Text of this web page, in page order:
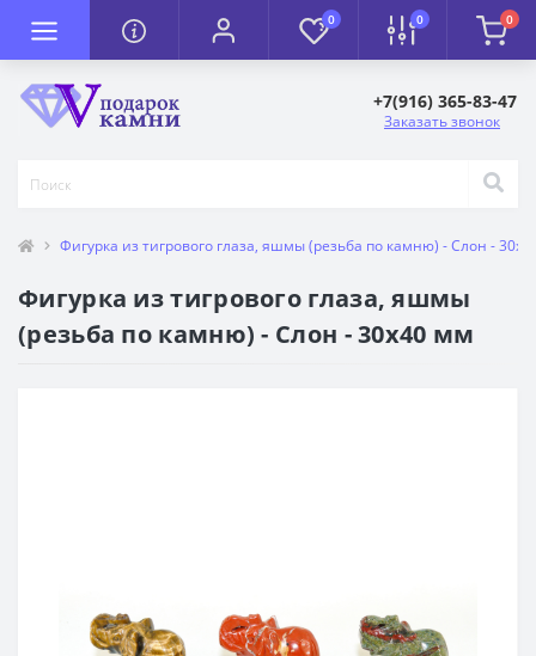
0 0 0
+7(916) 365-83-47
Заказать звонок
Фигурка из тигрового глаза, яшмы (резьба по камню) - Слон -
Фигурка из тигрового глаза, яшмы
(резьба по камню) - Слон - 30х40 мм